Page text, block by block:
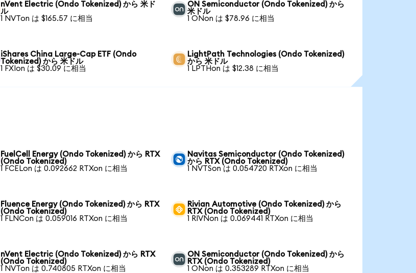
nVent Electric (Ondo Tokenized) から 米ド
ル
1 NVTon は $165.57 に相当
ON Semiconductor (Ondo Tokenized) から
米ドル
1 ONon は $78.96 に相当
iShares China Large-Cap ETF (Ondo
Tokenized) から 米ドル
1 FXIon は $30.09 に相当
LightPath Technologies (Ondo Tokenized)
から 米ドル
1 LPTHon は $12.38 に相当
FuelCell Energy (Ondo Tokenized) から RTX
(Ondo Tokenized)
1 FCELon は 0.092662 RTXon に相当
Navitas Semiconductor (Ondo Tokenized)
から RTX (Ondo Tokenized)
1 NVTSon は 0.054720 RTXon に相当
Fluence Energy (Ondo Tokenized) から RTX
(Ondo Tokenized)
1 FLNCon は 0.059016 RTXon に相当
Rivian Automotive (Ondo Tokenized) から
RTX (Ondo Tokenized)
1 RIVNon は 0.069441 RTXon に相当
nVent Electric (Ondo Tokenized) から RTX
(Ondo Tokenized)
1 NVTon は 0.740805 RTXon に相当
ON Semiconductor (Ondo Tokenized) から
RTX (Ondo Tokenized)
1 ONon は 0.353289 RTXon に相当